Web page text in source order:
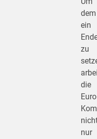
dem
ein
zu
die
nur